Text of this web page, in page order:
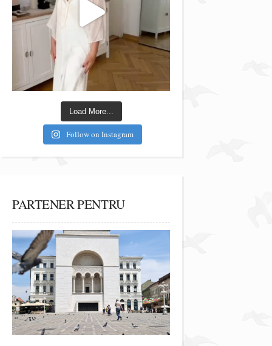
Load More...
Follow on Instagram
PARTENER PENTRU